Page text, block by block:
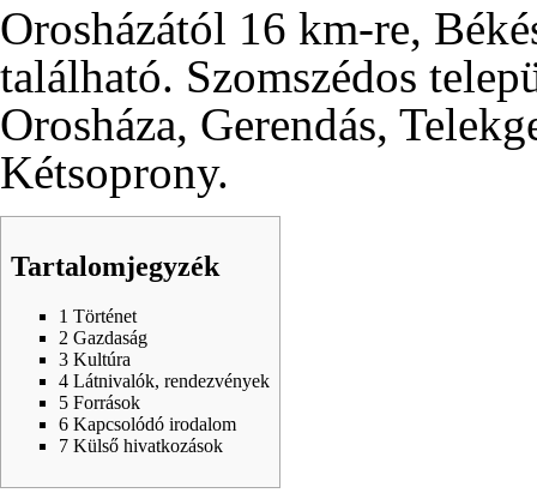
Orosházától 16 km-re,
található. Szomszédos
Orosháza, Gerendás,
Kétsoprony.
Tartalomjegyzék
1 Történet
2 Gazdaság
3 Kultúra
4 Látnivalók, rendezvények
5 Források
6 Kapcsolódó irodalom
7 Külső hivatkozások